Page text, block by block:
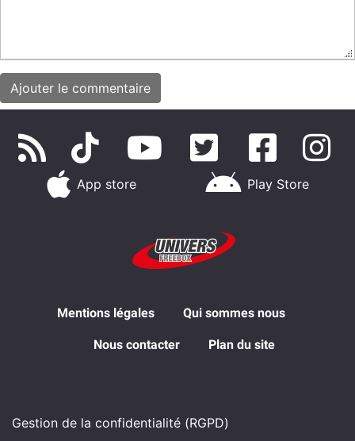
App store Play Store
Mentions légales Qui sommes nous
Nous contacter Plan du site
Gestion de la confidentialité (RGPD)